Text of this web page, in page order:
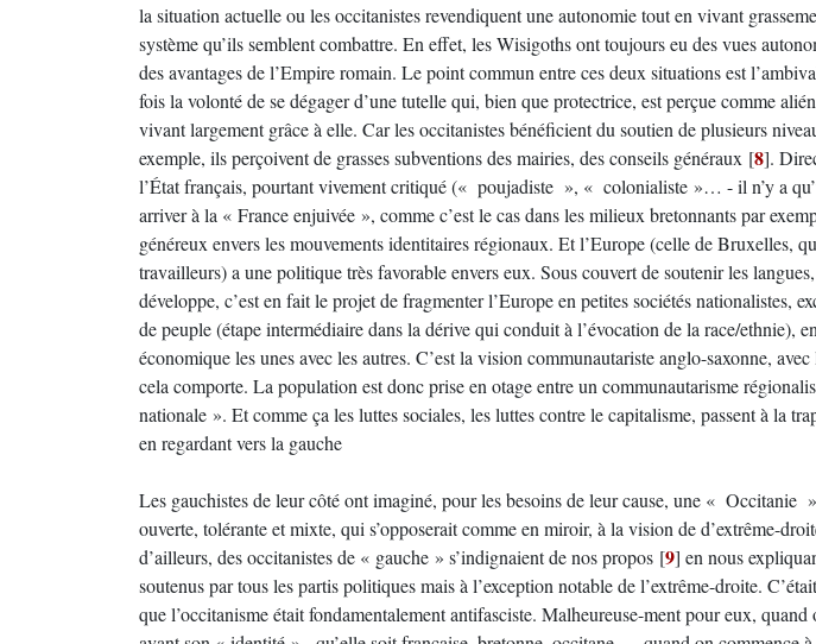
la situation actuelle ou les occitanistes revendiquent une autonomie tout en vivant
système qu’ils semblent combattre. En effet, les Wisigoths ont toujours eu des vues
des avantages de l’Empire romain. Le point commun entre ces deux situations est
fois la volonté de se dégager d’une tutelle qui, bien que protectrice, est perçue comme
vivant largement grâce à elle. Car les occitanistes bénéficient du soutien de plusieurs
exemple, ils perçoivent de grasses subventions des mairies, des conseils généraux [8].
l’État français, pourtant vivement critiqué (« poujadiste », « colonialiste »… - il n’y a
arriver à la « France enjuivée », comme c’est le cas dans les milieux bretonnants par
généreux envers les mouvements identitaires régionaux. Et l’Europe (celle de Bruxelles,
travailleurs) a une politique très favorable envers eux. Sous couvert de soutenir les
développe, c’est en fait le projet de fragmenter l’Europe en petites sociétés nationalistes,
de peuple (étape intermédiaire dans la dérive qui conduit à l’évocation de la race/ethnie),
économique les unes avec les autres. C’est la vision communautariste anglo-saxonne,
cela comporte. La population est donc prise en otage entre un communautarisme
nationale ». Et comme ça les luttes sociales, les luttes contre le capitalisme, passent à la
en regardant vers la gauche
Les gauchistes de leur côté ont imaginé, pour les besoins de leur cause, une « Occitanie
ouverte, tolérante et mixte, qui s’opposerait comme en miroir, à la vision de d’extrême-
d’ailleurs, des occitanistes de « gauche » s’indignaient de nos propos [9] en nous
soutenus par tous les partis politiques mais à l’exception notable de l’extrême-droite.
que l’occitanisme était fondamentalement antifasciste. Malheureuse-ment pour eux, quand